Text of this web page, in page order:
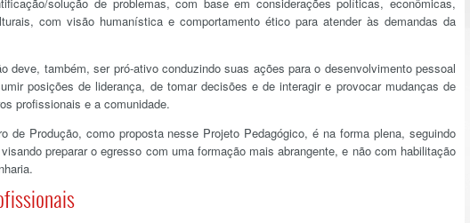
com visão humanística e comportamento ético para atender às demandas da
deve, também, ser pró-ativo conduzindo suas ações para o desenvolvimento pessoal
posições de liderança, de tomar decisões e de interagir e provocar mudanças de
profissionais e a comunidade.
de Produção, como proposta nesse Projeto Pedagógico, é na forma plena, seguindo
preparar o egresso com uma formação mais abrangente, e não com habilitação